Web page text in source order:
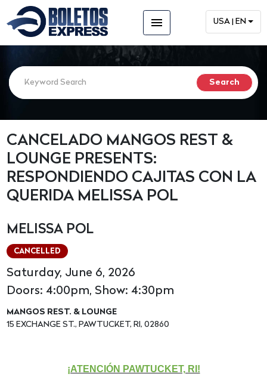
menu USA | EN
CANCELADO MANGOS REST &
LOUNGE PRESENTS:
RESPONDIENDO CAJITAS CON LA
QUERIDA MELISSA POL
MELISSA POL
CANCELLED
Saturday, June 6, 2026
Doors: 4:00pm, Show: 4:30pm
MANGOS REST. & LOUNGE
15 EXCHANGE ST., PAWTUCKET, RI, 02860
¡ATENCIÓN PAWTUCKET, RI!